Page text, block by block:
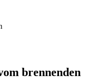
brennenden